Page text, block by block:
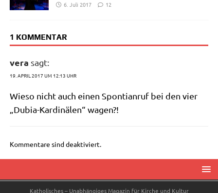
6. Juli 2017
12
1 KOMMENTAR
vera sagt:
19. APRIL 2017 UM 12:13 UHR
Wie­so nicht auch einen Spon­ti­an­ruf bei den vier
„Dubia-Kar­di­nä­len“ wagen?!
Kommentare sind deaktiviert.
Katholisches – Unabhängiges Magazin für Kirche und Kultur